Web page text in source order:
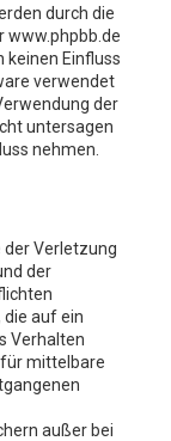
durch die
www.phpbb.de
keinen Einfluss
verwendet
der
untersagen
nehmen.
Verletzung
der
auf ein
Verhalten
mittelbare
außer bei